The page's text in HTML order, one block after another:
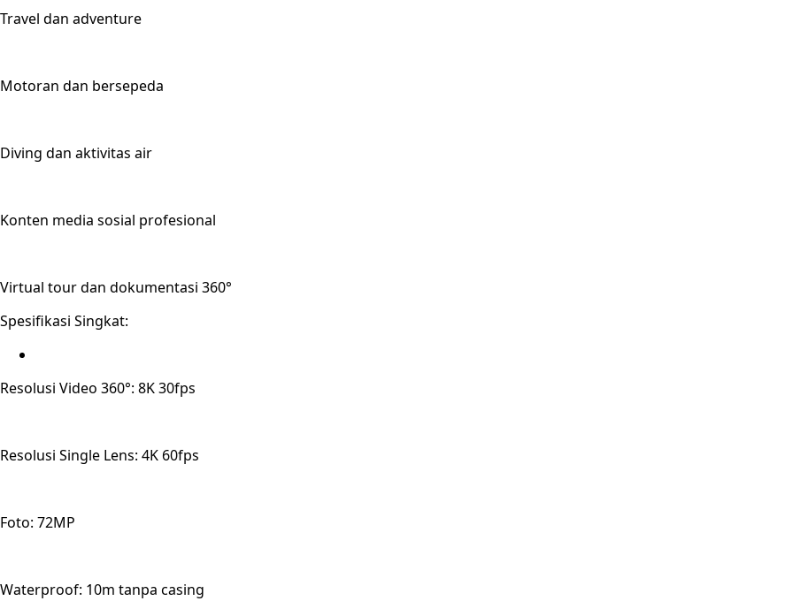
Travel dan adventure
Motoran dan bersepeda
Diving dan aktivitas air
Konten media sosial profesional
Virtual tour dan dokumentasi 360°
Spesifikasi Singkat:
Resolusi Video 360°: 8K 30fps
Resolusi Single Lens: 4K 60fps
Foto: 72MP
Waterproof: 10m tanpa casing